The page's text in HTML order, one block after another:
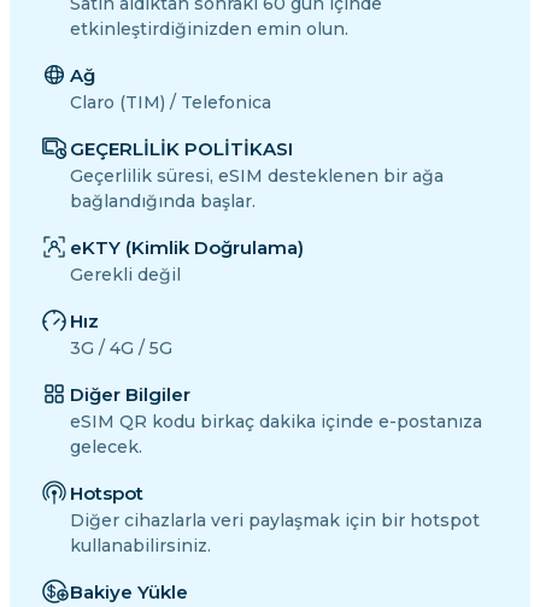
etkinleştirdiğinizden emin olun.
Ağ
Claro (TIM) / Telefonica
GEÇERLİLİK POLİTİKASI
Geçerlilik süresi, eSIM desteklenen bir ağa
bağlandığında başlar.
eKTY (Kimlik Doğrulama)
Gerekli değil
Hız
3G / 4G / 5G
Diğer Bilgiler
eSIM QR kodu birkaç dakika içinde e-postanıza
gelecek.
Hotspot
Diğer cihazlarla veri paylaşmak için bir hotspot
kullanabilirsiniz.
Bakiye Yükle